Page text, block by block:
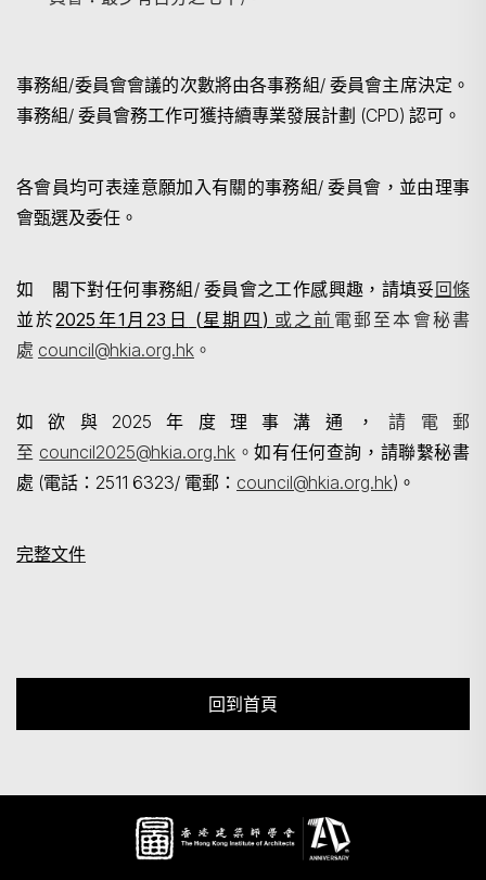
事務組/委員會會議的次數將由各事務組/ 委員會主席決定。
事務組/ 委員會務工作可獲持續專業發展計劃 (CPD) 認可。
各會員均可表達意願加入有關的事務組/ 委員會，並由理事
會甄選及委任。
如 閣下對任何事務組/ 委員會之工作感興趣， 請填妥 回條
並於2025 年1 月23 日 (星期四 ) 或之前 電郵至本會秘書
處 council@hkia.org.hk 。
如欲與2025年度理事溝通，請電郵
至 council2025@hkia.org.hk 。如有任何查詢，請聯繫秘書
處 (電話：2511 6323/ 電郵： council@hkia.org.hk)。
完整文件
回到首頁